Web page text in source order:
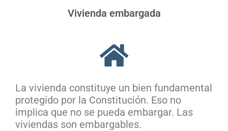
Vivienda embargada
La vivienda constituye un bien fundamental
protegido por la Constitución. Eso no
implica que no se pueda embargar. Las
viviendas son embargables.